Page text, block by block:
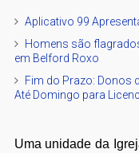
Aplicativo 99
Homens são
em Belford Roxo
Fim do Prazo: Donos
Até Domingo para
Uma unidade da